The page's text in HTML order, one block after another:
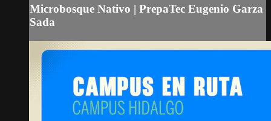
Microbosque Nativo | PrepaTec Eugenio Garza
Sada